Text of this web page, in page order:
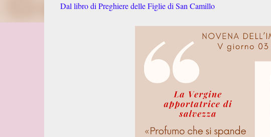
Dal libro di Preghiere delle Figlie di San Camillo